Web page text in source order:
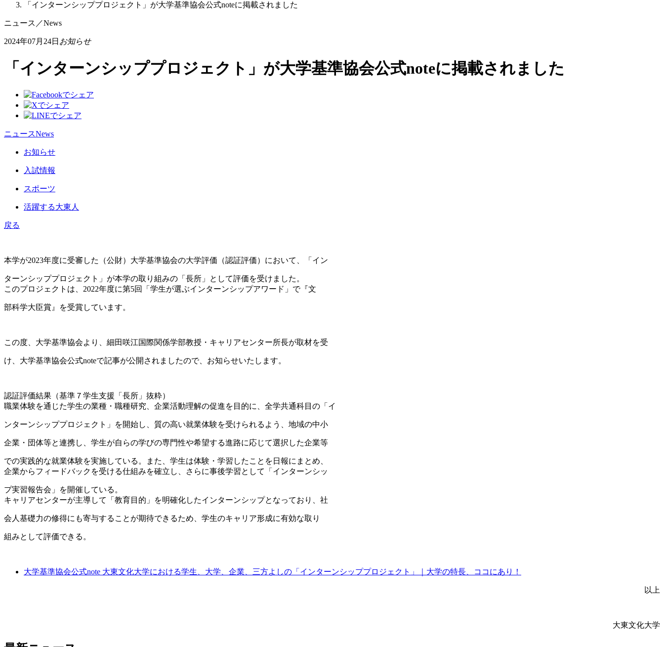
「インターンシッププロジェクト」が大学基準協会公式noteに掲載されました
ニュース ／News
2024年07月24日 お知らせ
「インターンシッププロジェクト」が大学基準協会公式noteに掲載されました
ニュースNews
お知らせ
入試情報
スポーツ
活躍する大東人
戻る
本学が2023年度に受審した（公財）大学基準協会の大学評価（認証評価）において、「イン
ターンシッププロジェクト」が本学の取り組みの「長所」として評価を受けました。
このプロジェクトは、2022年度に第5回「学生が選ぶインターンシップアワード」で『文
部科学大臣賞』を受賞しています。
この度、大学基準協会より、細田咲江国際関係学部教授・キャリアセンター所長が取材を受
け、大学基準協会公式noteで記事が公開されましたので、お知らせいたします。
認証評価結果（基準７学生支援「長所」抜粋）
職業体験を通じた学生の業種・職種研究、企業活動理解の促進を目的に、全学共通科目の「イ
ンターンシッププロジェクト」を開始し、質の高い就業体験を受けられるよう、地域の中小
企業・団体等と連携し、学生が自らの学びの専門性や希望する進路に応じて選択した企業等
での実践的な就業体験を実施している。また、学生は体験・学習したことを日報にまとめ、
企業からフィードバックを受ける仕組みを確立し、さらに事後学習として「インターンシッ
プ実習報告会」を開催している。
キャリアセンターが主導して「教育目的」を明確化したインターンシップとなっており、社
会人基礎力の修得にも寄与することが期待できるため、学生のキャリア形成に有効な取り
組みとして評価できる。
大学基準協会公式note 大東文化大学における学生、大学、企業、三方よしの「インターンシッププロジェクト」｜大学の特長、ココにあり！
以上
大東文化大学